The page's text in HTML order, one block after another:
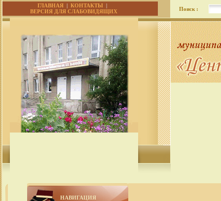
ГЛАВНАЯ |КОНТАКТЫ |
ВЕРСИЯ ДЛЯ СЛАБОВИДЯЩИХ
Поиск :
НАВИГАЦИЯ